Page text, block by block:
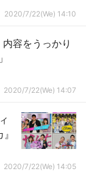
2020/7/22(We) 14:10
容をうっかり
2020/7/22(We) 14:07
2020/7/22(We) 14:05